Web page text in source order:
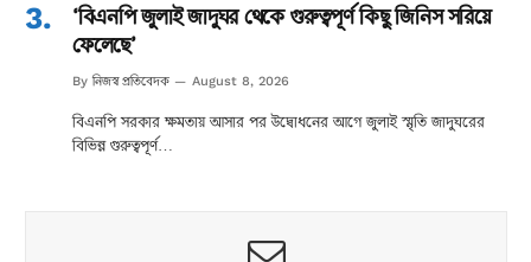
‘বিএনপি জুলাই জাদুঘর থেকে গুরুত্বপূর্ণ কিছু জিনিস সরিয়ে
ফেলেছে’
By নিজস্ব প্রতিবেদক August 8, 2026
বিএনপি সরকার ক্ষমতায় আসার পর উদ্বোধনের আগে জুলাই স্মৃতি জাদুঘরের
বিভিন্ন গুরুত্বপূর্ণ…